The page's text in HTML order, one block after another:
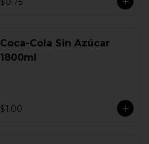
Coca-Cola Sin Azúcar
1800ml
$1.00